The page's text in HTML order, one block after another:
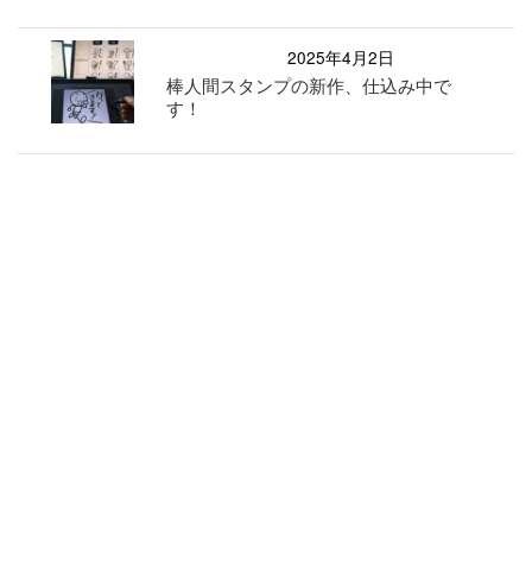
2025年4月2日
棒人間スタンプの新作、仕込み中で
す！